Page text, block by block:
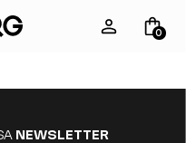
0
NEWSLETTER